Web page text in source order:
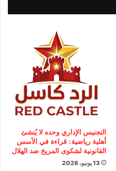
التجنيس الإداري وحده لا يُنشئ
أهلية رياضية: قراءة في الأسس
القانونية لشكوى المريخ ضد الهلال
13 يونيو، 2026